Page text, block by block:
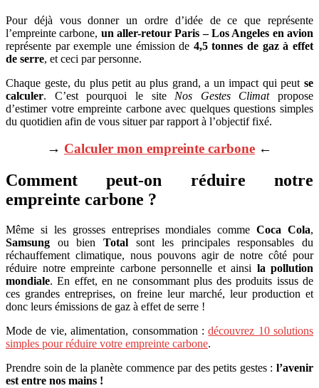
Pour déjà vous donner un ordre d’idée de ce que représente
l’empreinte carbone, un aller-retour Paris – Los Angeles en avion
représente par exemple une émission de 4,5 tonnes de gaz à effet
de serre, et ceci par personne.
Chaque geste, du plus petit au plus grand, a un impact qui peut se
calculer. C’est pourquoi le site Nos Gestes Climatpropose
d’estimer votre empreinte carbone avec quelques questions simples
du quotidien afin de vous situer par rapport à l’objectif fixé.
→ Calculer mon empreinte carbone ←
Comment peut-on réduire notre
empreinte carbone ?
Même si les grosses entreprises mondiales comme Coca Cola,
Samsung ou bien Totalsont les principales responsables du
réchauffement climatique, nous pouvons agir de notre côté pour
réduire notre empreinte carbone personnelle et ainsi la pollution
mondiale. En effet, en ne consommant plus des produits issus de
ces grandes entreprises, on freine leur marché, leur production et
donc leurs émissions de gaz à effet de serre !
Mode de vie, alimentation, consommation :découvrez 10 solutions
simples pour réduire votre empreinte carbone.
Prendre soin de la planète commence par des petits gestes : l’avenir
est entre nos mains !